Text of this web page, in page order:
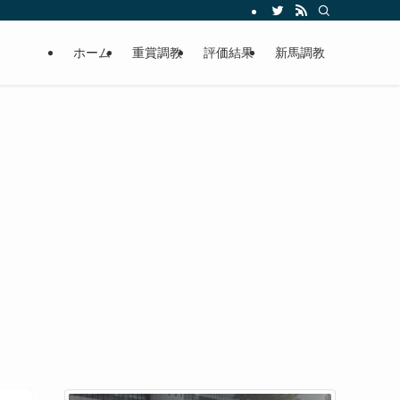
ホーム 重賞調教 評価結果 新馬調教